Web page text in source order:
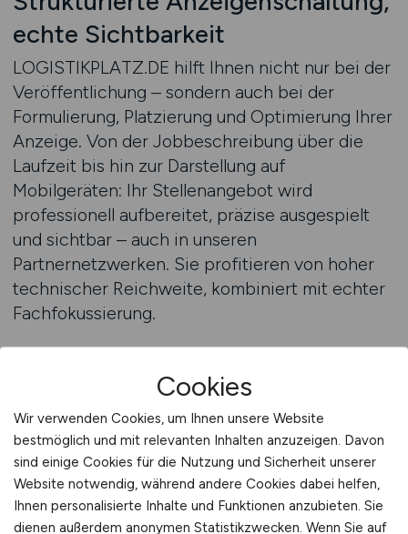
echte Sichtbarkeit
LOGISTIKPLATZ.DE hilft Ihnen nicht nur bei der
Veröffentlichung – sondern auch bei der
Formulierung, Platzierung und Optimierung Ihrer
Anzeige. Von der Jobbeschreibung über die
Laufzeit bis hin zur Darstellung auf
Mobilgeräten: Ihr Stellenangebot wird
professionell aufbereitet, präzise ausgespielt
und sichtbar – auch in unseren
Partnernetzwerken. Sie profitieren von hoher
technischer Reichweite, kombiniert mit echter
Fachfokussierung.
Jobbörse für
Kommissionierpersonal
Als spezialisierte Jobbörse für die Logistik
kennen wir die Anforderungen, die mit
Kommissionieraufgaben verbunden sind. Wir
Cookies
Wir verwenden Cookies, um Ihnen unsere Website
bestmöglich und mit relevanten Inhalten anzuzeigen. Davon
sind einige Cookies für die Nutzung und Sicherheit unserer
Website notwendig, während andere Cookies dabei helfen,
Ihnen personalisierte Inhalte und Funktionen anzubieten. Sie
dienen außerdem anonymen Statistikzwecken. Wenn Sie auf